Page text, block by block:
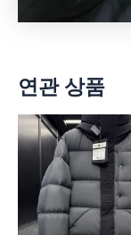
연관 상품